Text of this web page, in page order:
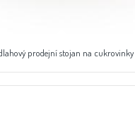
prodejní stojan na cukrovinky